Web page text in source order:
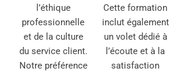
l’éthique
professionnelle
et de la culture
du service client.
Notre préférence
Cette formation
inclut également
un volet dédié à
l’écoute et à la
satisfaction